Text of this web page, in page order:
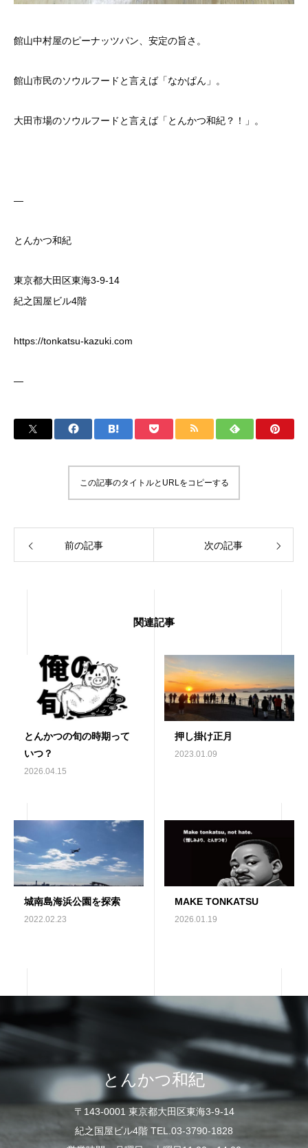
館山中村屋のピーナッツパン、安定の旨さ。
館山市民のソウルフードと言えば「なかぱん」。
大田市場のソウルフードと言えば「とんかつ和紀？！」。
—
とんかつ和紀
東京都大田区東海3-9-14
紀之国屋ビル4階
https://tonkatsu-kazuki.com
—
この記事のタイトルとURLをコピーする
前の記事 次の記事
関連記事
とんかつの旬の時期って
いつ？
2026.04.15
押し掛け正月
2023.01.09
城南島海浜公園を探索
2022.02.23
MAKE TONKATSU
2026.01.19
とんかつ和紀
〒143-0001 東京都大田区東海3-9-14
紀之国屋ビル4階 TEL.03-3790-1828